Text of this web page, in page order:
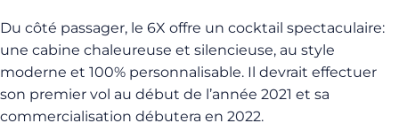
Du côté passager, le 6X offre un cocktail spectaculaire:
une cabine chaleureuse et silencieuse, au style
moderne et 100% personnalisable. Il devrait effectuer
son premier vol au début de l’année 2021 et sa
commercialisation débutera en 2022.